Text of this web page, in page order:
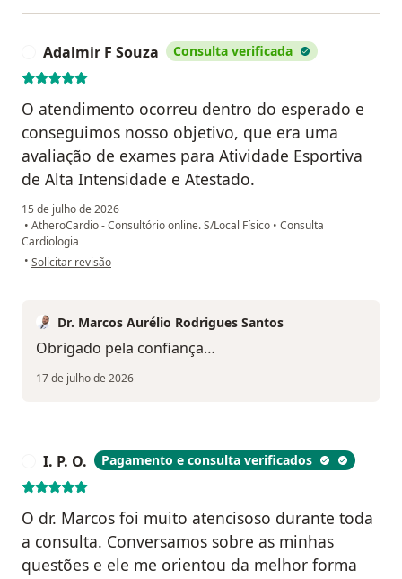
Adalmir F Souza Consulta verificada
O atendimento ocorreu dentro do esperado e
conseguimos nosso objetivo, que era uma
avaliação de exames para Atividade Esportiva
de Alta Intensidade e Atestado.
15 de julho de 2026
• AtheroCardio - Consultório online. S/Local Físico • Consulta
Cardiologia
• na opinião do utilizador Adalmir F Souza
Solicitar revisão
Dr. Marcos Aurélio Rodrigues Santos
Obrigado pela confiança…
17 de julho de 2026
I. P. O. Pagamento e consulta verificados
O dr. Marcos foi muito atencisoso durante toda
a consulta. Conversamos sobre as minhas
questões e ele me orientou da melhor forma